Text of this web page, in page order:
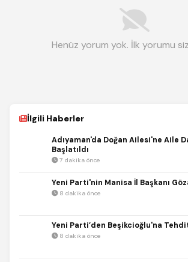
Henüz yorum yok. İlk yorumu
İlgili Haberler
Adıyaman'da Doğan Ailesi'ne Aile
Başlatıldı
7 dakika önce
Yeni Parti'nin Manisa İl Başkanı
8 dakika önce
Yeni Parti’den Beşikcioğlu'na
8 dakika önce